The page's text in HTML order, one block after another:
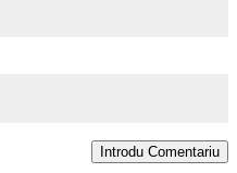
Introdu Comentariu